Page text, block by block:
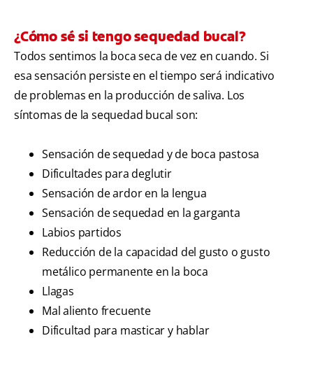
¿Cómo sé si tengo sequedad bucal?
Todos sentimos la boca seca de vez en cuando. Si
esa sensación persiste en el tiempo será indicativo
de problemas en la producción de saliva. Los
síntomas de la sequedad bucal son:
Sensación de sequedad y de boca pastosa
Dificultades para deglutir
Sensación de ardor en la lengua
Sensación de sequedad en la garganta
Labios partidos
Reducción de la capacidad del gusto o gusto
metálico permanente en la boca
Llagas
Mal aliento frecuente
Dificultad para masticar y hablar